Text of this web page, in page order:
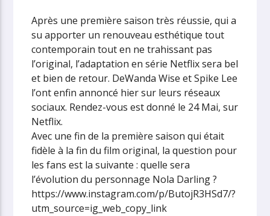
Après une première saison très réussie, qui a
su apporter un renouveau esthétique tout
contemporain tout en ne trahissant pas
l’original, l’adaptation en série Netflix sera bel
et bien de retour. DeWanda Wise et Spike Lee
l’ont enfin annoncé hier sur leurs réseaux
sociaux. Rendez-vous est donné le 24 Mai, sur
Netflix.
Avec une fin de la première saison qui était
fidèle à la fin du film original, la question pour
les fans est la suivante : quelle sera
l’évolution du personnage Nola Darling ?
https://www.instagram.com/p/ButojR3HSd7/?
utm_source=ig_web_copy_link